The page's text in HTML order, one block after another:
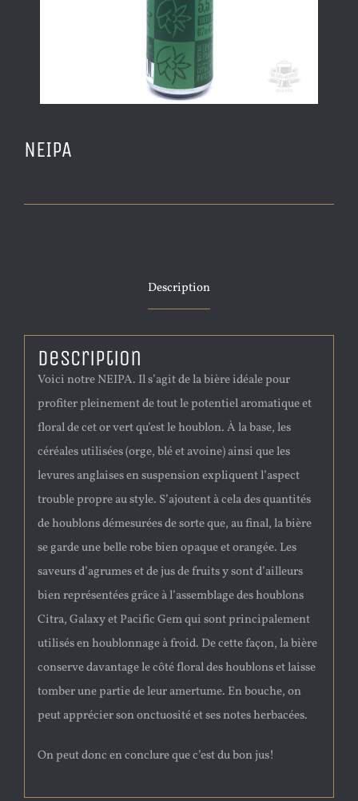
NEIPA
Description
Description
Voici notre NEIPA. Il s’agit de la bière idéale pour
profiter pleinement de tout le potentiel aromatique et
floral de cet or vert qu’est le houblon. À la base, les
céréales utilisées (orge, blé et avoine) ainsi que les
levures anglaises en suspension expliquent l’aspect
trouble propre au style. S’ajoutent à cela des quantités
de houblons démesurées de sorte que, au final, la bière
se garde une belle robe bien opaque et orangée. Les
saveurs d’agrumes et de jus de fruits y sont d’ailleurs
bien représentées grâce à l’assemblage des houblons
Citra, Galaxy et Pacific Gem qui sont principalement
utilisés en houblonnage à froid. De cette façon, la bière
conserve davantage le côté floral des houblons et laisse
tomber une partie de leur amertume. En bouche, on
peut apprécier son onctuosité et ses notes herbacées.
On peut donc en conclure que c’est du bon jus!